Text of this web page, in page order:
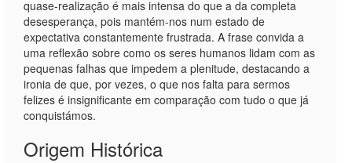
quase-realização é mais intensa do que a da completa
desesperança, pois mantém-nos num estado de
expectativa constantemente frustrada. A frase convida a
uma reflexão sobre como os seres humanos lidam com as
pequenas falhas que impedem a plenitude, destacando a
ironia de que, por vezes, o que nos falta para sermos
felizes é insignificante em comparação com tudo o que já
conquistámos.
Origem Histórica